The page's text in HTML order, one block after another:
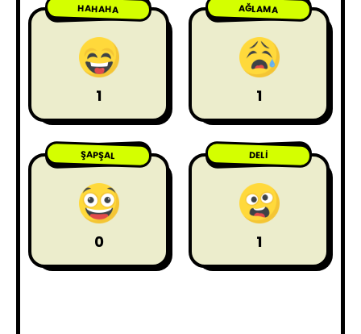
HAHAHA
1
AĞLAMA
1
ŞAPŞAL
0
DELI
1